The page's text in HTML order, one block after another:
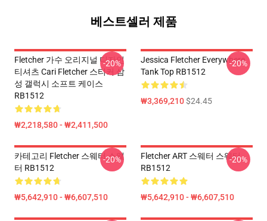
베스트셀러 제품
Fletcher 가수 오리지널 디자인
티셔츠 Cari Fletcher 스티커 삼
성 갤럭시 소프트 케이스
RB1512
₩2,218,580 - ₩2,411,500
-20%
Jessica Fletcher Everywhere
Tank Top RB1512
₩3,369,210$24.45
-20%
카테고리 Fletcher 스웨터 스웨
터 RB1512
₩5,642,910 - ₩6,607,510
-20%
Fletcher ART 스웨터 스웨터
RB1512
₩5,642,910 - ₩6,607,510
-20%